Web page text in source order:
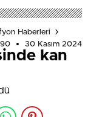
Haberleri
30 Kasım 2024
kan